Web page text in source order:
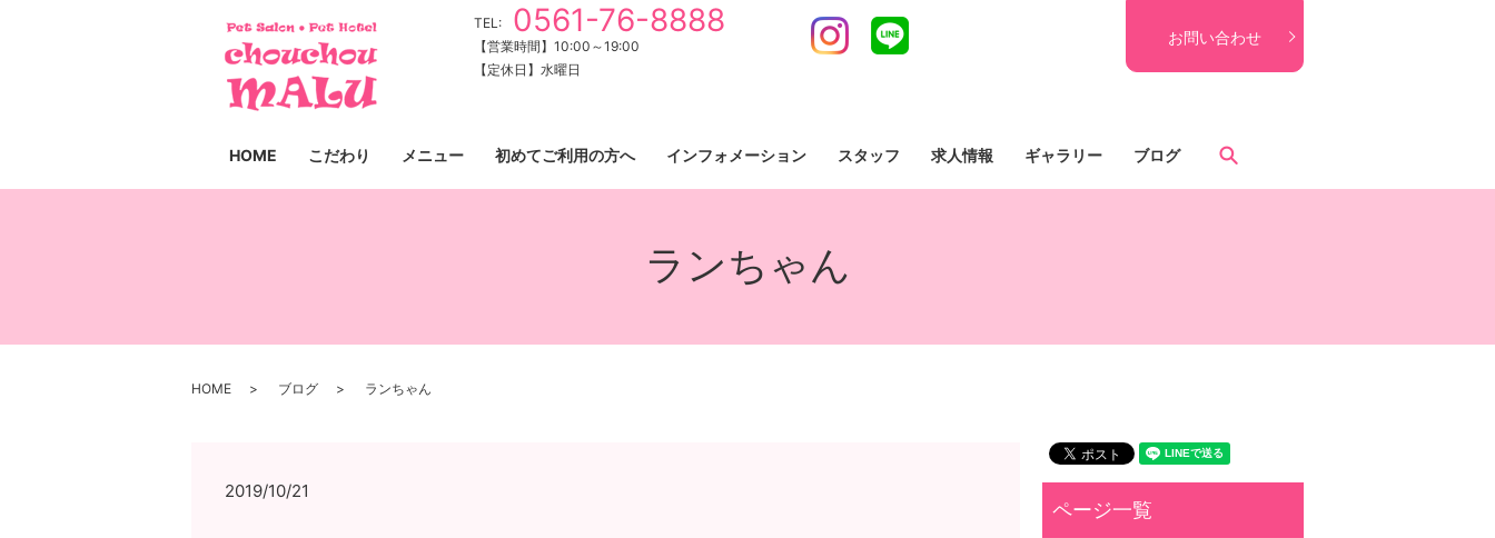
TEL: 0561-76-8888
【営業時間】10:00～19:00
【定休日】水曜日
Instagram お問い合わせ
HOME こだわり メニュー 初めてご利用の方へ インフォメーション スタッフ 求人情報 ギャラリー ブログ
ランちゃん
HOME ブログ ランちゃん
2019/10/21